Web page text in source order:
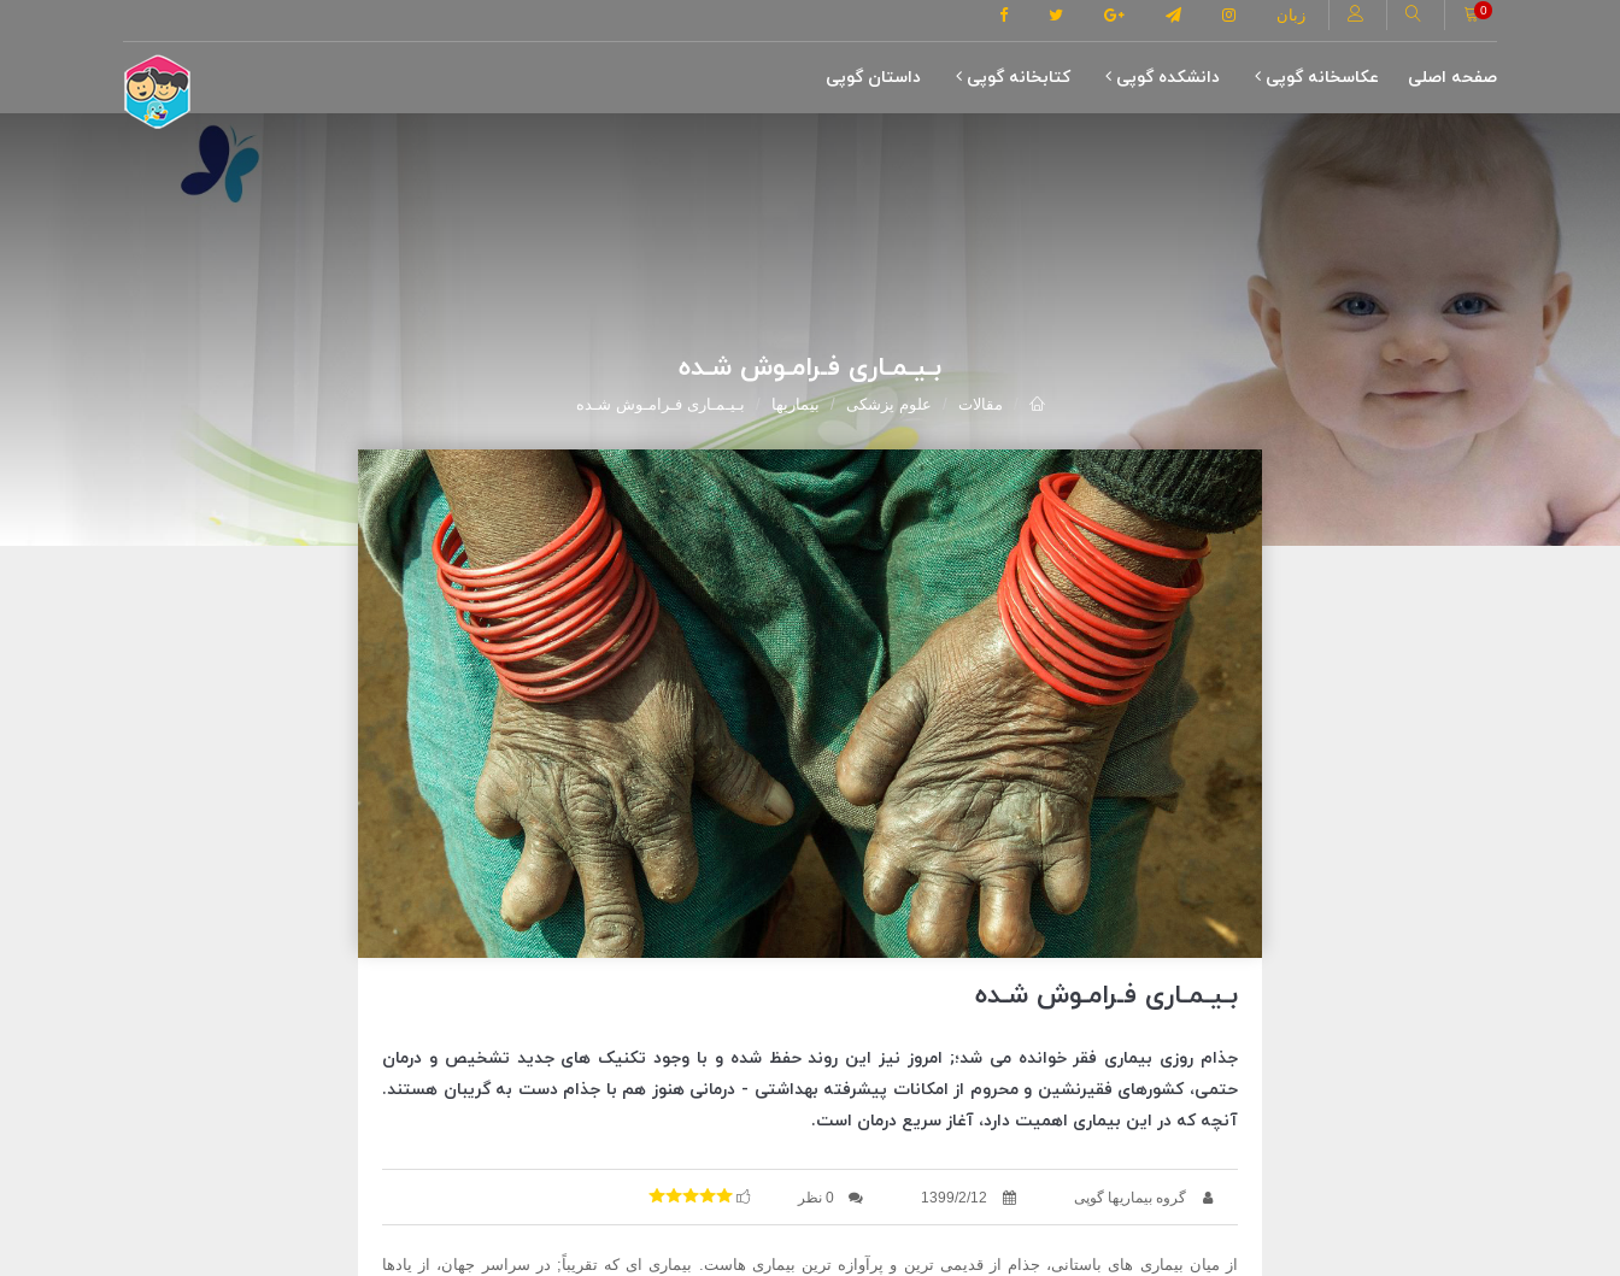
زبان 0
صفحه اصلی عکاسخانه گوپی دانشکده گوپی کتابخانه گوپی داستان گوپی
بـیـمـاری فـرامـوش شـده
مقالات علوم پزشکی بیماریها بـیـمـاری فـرامـوش شـده
بـیـمـاری فـرامـوش شـده
جذام روزی بیماری فقر خوانده می شد؛; امروز نیز این روند حفظ شده و با وجود تکنیک های جدید تشخیص و درمان
حتمی، کشورهای فقیرنشین و محروم از امکانات پیشرفته بهداشتی - درمانی هنوز هم با جذام دست به گریبان هستند.
آنچه که در این بیماری اهمیت دارد، آغاز سریع درمان است.
گروه بیماریها گوپی 1399/2/12 0 نظر
از میان بیماری های باستانی، جذام از قدیمی ترین و پرآوازه ترین بیماری هاست. بیماری ای که تقریباً; در سراسر جهان، از یادها